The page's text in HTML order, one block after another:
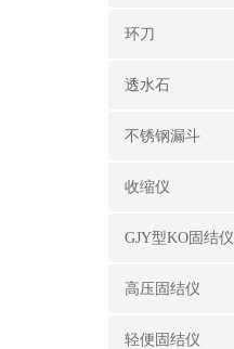
环刀
透水石
不锈钢漏斗
收缩仪
GJY型KO固结仪
高压固结仪
轻便固结仪